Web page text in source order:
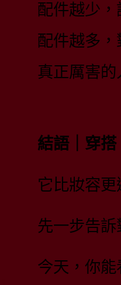
配件越少
配件越多
真正厲害
結語｜穿
它比妝容
先一步告
今天，你